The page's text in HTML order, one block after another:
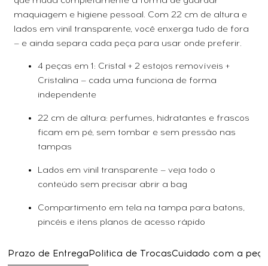
maquiagem e higiene pessoal. Com 22 cm de altura e
lados em vinil transparente, você enxerga tudo de fora
— e ainda separa cada peça para usar onde preferir.
4 peças em 1: Cristal + 2 estojos removíveis +
Cristalina — cada uma funciona de forma
independente
22 cm de altura: perfumes, hidratantes e frascos
ficam em pé, sem tombar e sem pressão nas
tampas
Lados em vinil transparente — veja todo o
conteúdo sem precisar abrir a bag
Compartimento em tela na tampa para batons,
pincéis e itens planos de acesso rápido
Prazo de EntregaPolitica de TrocasCuidado com a